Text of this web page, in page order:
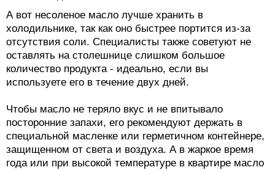
А вот несоленое масло лучше хранить в
холодильнике, так как оно быстрее портится из-за
отсутствия соли. Специалисты также советуют не
оставлять на столешнице слишком большое
количество продукта - идеально, если вы
используете его в течение двух дней.
Чтобы масло не теряло вкус и не впитывало
посторонние запахи, его рекомендуют держать в
специальной масленке или герметичном контейнере,
защищенном от света и воздуха. А в жаркое время
года или при высокой температуре в квартире масло